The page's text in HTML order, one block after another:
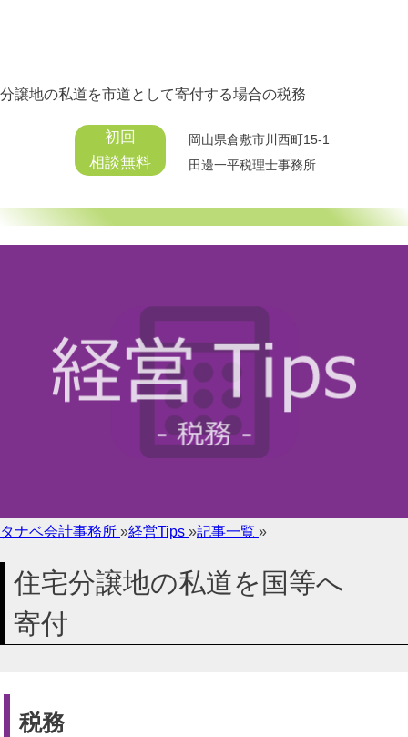
分譲地の私道を市道として寄付する場合の税務
初回
相談無料
岡山県倉敷市川西町15-1
田邊一平税理士事務所
タナベ会計事務所 »経営Tips »記事一覧 »
住宅分譲地の私道を国等へ
寄付
税務